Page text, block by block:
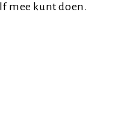
mee kunt doen.